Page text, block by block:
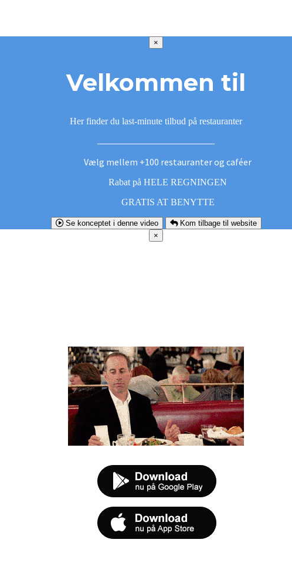
×
Velkommen til
Her finder du last-minute tilbud på restauranter
Vælg mellem +100 restauranter og caféer
Rabat på HELE REGNINGEN
GRATIS AT BENYTTE
Se konceptet i denne video
Kom tilbage til website
×